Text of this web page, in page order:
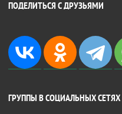
ПОДЕЛИТЬСЯ С ДРУЗЬЯМИ
ГРУППЫ В СОЦИАЛЬНЫХ СЕТЯХ